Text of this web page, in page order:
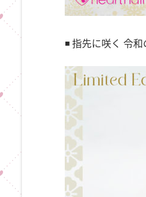
◾️ 指先に咲く 令